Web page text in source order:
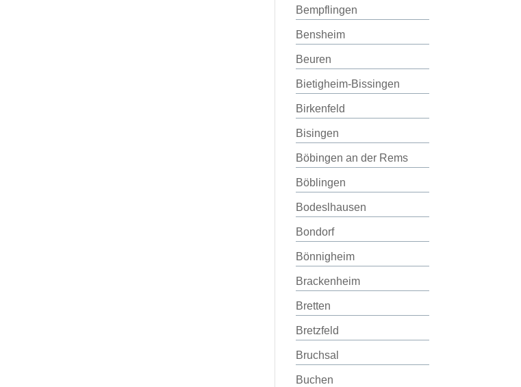
Bempflingen
Bensheim
Beuren
Bietigheim-Bissingen
Birkenfeld
Bisingen
Böbingen an der Rems
Böblingen
Bodeslhausen
Bondorf
Bönnigheim
Brackenheim
Bretten
Bretzfeld
Bruchsal
Buchen